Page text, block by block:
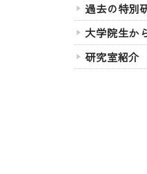
過去の特別
大学院生か
研究室紹介